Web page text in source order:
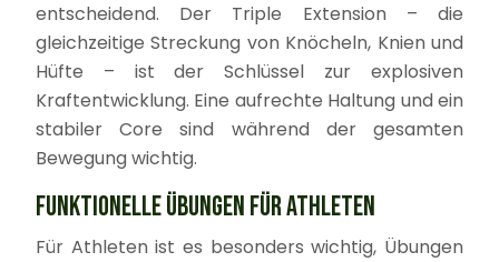
entscheidend. Der Triple Extension – die
gleichzeitige Streckung von Knöcheln, Knien und
Hüfte – ist der Schlüssel zur explosiven
Kraftentwicklung. Eine aufrechte Haltung und ein
stabiler Core sind während der gesamten
Bewegung wichtig.
FUNKTIONELLE ÜBUNGEN FÜR ATHLETEN
Für Athleten ist es besonders wichtig, Übungen